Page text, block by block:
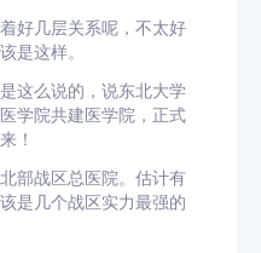
好几层关系呢，不太好
是这样。
这么说的，说东北大学
学院共建医学院，正式
！
部战区总医院。估计有
是几个战区实力最强的